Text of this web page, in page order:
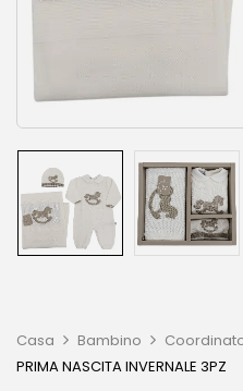
Casa Bambino
PRIMA NASCITA INVERNALE 3PZ